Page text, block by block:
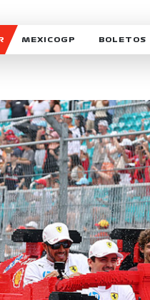
MEXICOGP
SOSTENIBILIDAD
CELEBRA CON NOSOTROS
BOLETOS